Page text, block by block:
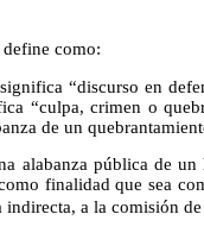
como:
“discurso en
“culpa, crimen o
de un
alabanza pública de
finalidad que sea
a la comisión